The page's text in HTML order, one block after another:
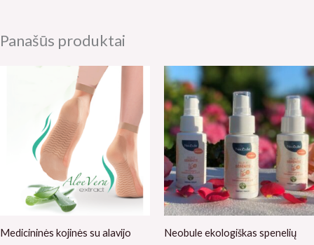
Panašūs produktai
Medicininės kojinės su alavijo
Neobule ekologiškas spenelių